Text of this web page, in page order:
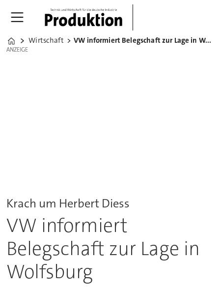
Home
Wirtschaft VW informiert Belegschaft zur Lage in Wolfsburg
ANZEIGE
ANZEIGE
Krach um Herbert Diess
VW informiert
Belegschaft zur Lage in
Wolfsburg